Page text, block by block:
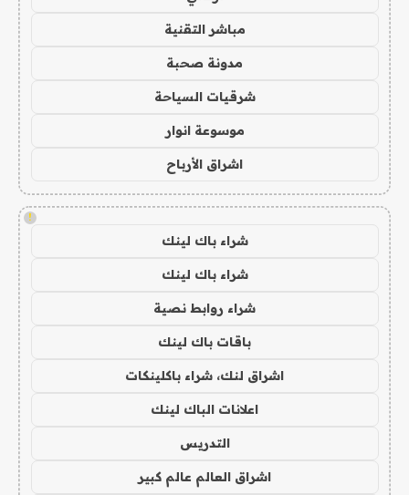
مباشر التقنية
مدونة صحبة
شرقيات السياحة
موسوعة انوار
اشراق الأرباح
!
شراء باك لينك
شراء باك لينك
شراء روابط نصية
باقات باك لينك
اشراق لنك، شراء باكلينكات
اعلانات الباك لينك
التدريس
اشراق العالم عالم كبير